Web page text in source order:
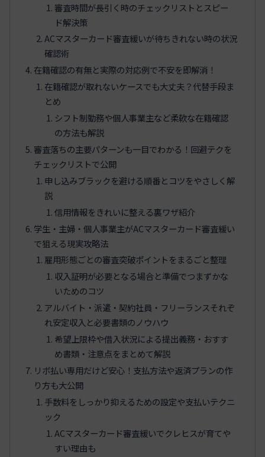
審査時間が長引く時のチェックリストとスピー
ド解決策
ACマスターカード審査緩いが待ちきれない時の状況
確認術
在籍確認の有無と実際の対応例で不安を即解消！
在籍確認が取れないケースでも大丈夫？代替手段ま
とめ
シフト制勤務や個人事業主など柔軟な在籍確認
の方法も解説
審査落ちの主要パターンも一目でわかる！回避テクを
チェックリストで公開
申し込みブラックを避ける順番とコツをやさしく解
説
信用情報をきれいに整える裏ワザ紹介
学生・主婦・個人事業主がACマスターカード審査緩い
で狙える現実攻略法
雇用形態ごとの審査突破ポイントをまるごと整理
収入証明が必要となる場合と準備でつまずかな
いためのコツ
アルバイト・派遣・契約社員・フリーランスそれぞ
れ安定収入と必要書類のノウハウ
希望上限枠や借入状況による提出義務・おすす
め書類・注意点をまとめて解説
リボ払い専用だけど安心！支払方法や返済プランの作
り方も大公開
手数料をしっかり抑えるための設定や支払いテクニ
ック
ACマスターカード審査緩いでクレヒスが育てや
すい理由も